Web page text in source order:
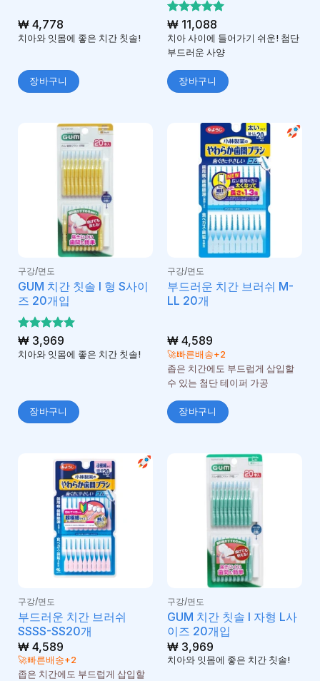
₩4,778
치아와 잇몸에 좋은 치간 칫솔!
장바구니
5 중에서
5로 평가
됨
₩11,088
치아 사이에 들어가기 쉬운! 첨단
부드러운 사양
장바구니
구강/면도
GUM 치간 칫솔 I 형 S사이
즈 20개입
5 중에서
5로 평가
됨
₩3,969
치아와 잇몸에 좋은 치간 칫솔!
장바구니
구강/면도
부드러운 치간 브러쉬 M-
LL 20개
₩4,589
🚀빠른배송+2
좁은 치간에도 부드럽게 삽입할
수 있는 첨단 테이퍼 가공
장바구니
구강/면도
부드러운 치간 브러쉬
SSSS-SS20개
₩4,589
🚀빠른배송+2
좁은 치간에도 부드럽게 삽입할
구강/면도
GUM 치간 칫솔 I 자형 L사
이즈 20개입
₩3,969
치아와 잇몸에 좋은 치간 칫솔!